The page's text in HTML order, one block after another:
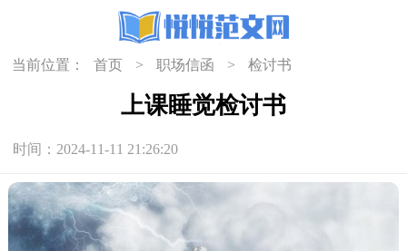
当前位置： 首页 > 职场信函 > 检讨书
上课睡觉检讨书
时间：2024-11-11 21:26:20